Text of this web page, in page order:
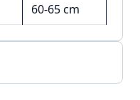
60-65 cm